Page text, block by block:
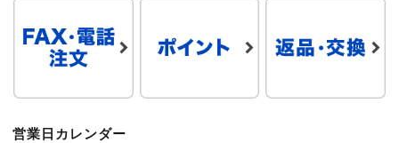
営業日カレンダー